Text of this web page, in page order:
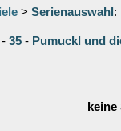
> Serienauswahl :
- 35 - Pumuckl und